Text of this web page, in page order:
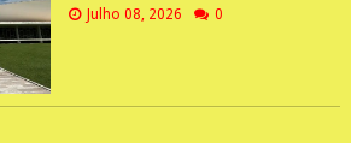
Julho 08, 2026 0